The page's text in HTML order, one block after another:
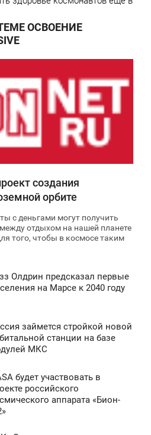
ОСВОЕНИЕ
создания
орбите
с деньгами могут получить
отдыхом на нашей планете
того, чтобы в космосе таким
Олдрин предсказал первые
на Марсе к 2040 году
займется стройкой новой
станции на базе
МКС
будет участвовать в
российского
аппарата «Бион-